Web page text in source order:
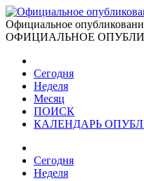
Официальное
ОФИЦИАЛЬНОЕ
Сегодня
Неделя
Месяц
ПОИСК
КАЛЕНДАРЬ
Сегодня
Неделя